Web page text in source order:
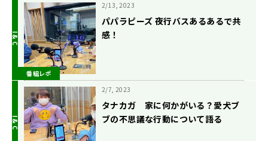
番組レポ
2/13, 2023
パパラピーズ 夜行バスあるあるで共
感！
2/7, 2023
タナカガ 家に何かがいる？愛犬ブ
ブの不思議な行動について語る